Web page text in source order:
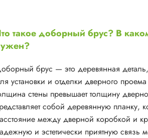
такое доборный брус? В
брус — это деревянная деталь,
установки и отделки дверного
стены превышает толщину
собой деревянную планку,
между дверной коробкой и
и эстетически приятную связь